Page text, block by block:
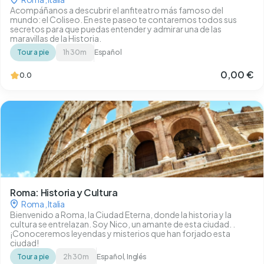
Acompáñanos a descubrir el anfiteatro más famoso del
mundo: el Coliseo. En este paseo te contaremos todos sus
secretos para que puedas entender y admirar una de las
maravillas de la Historia.
Tour a pie 1h 30m Español
0.0 0,00 €
Roma: Historia y Cultura
Roma Italia
Bienvenido a Roma, la Ciudad Eterna, donde la historia y la
cultura se entrelazan. Soy Nico, un amante de esta ciudad. .
¡Conoceremos leyendas y misterios que han forjado esta
ciudad!
Tour a pie 2h 30m Español, Inglés